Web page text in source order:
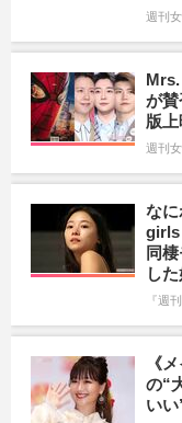
週刊
が賛
版
週刊
な
girls
同
し
『週
《
の“
い